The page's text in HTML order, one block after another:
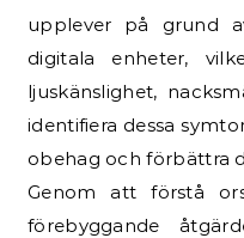
upplever på grund
digitala enheter,
ljuskänslighet,
identifiera dessa
obehag och förbättra
Genom att förstå
förebyggande